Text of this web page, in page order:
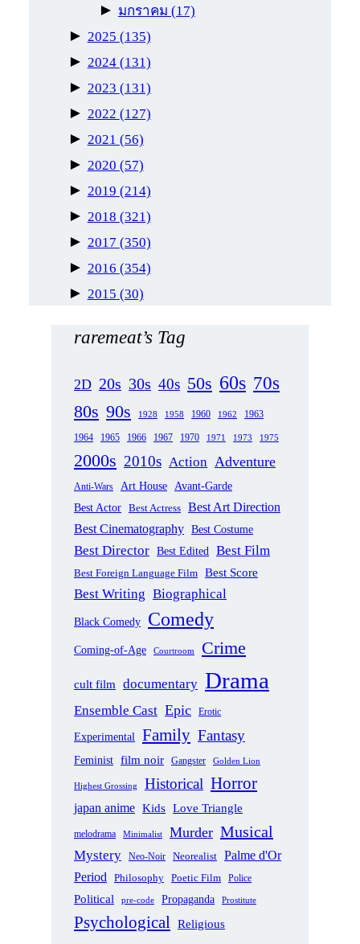
► มกราคม (17)
► 2025 (135)
► 2024 (131)
► 2023 (131)
► 2022 (127)
► 2021 (56)
► 2020 (57)
► 2019 (214)
► 2018 (321)
► 2017 (350)
► 2016 (354)
► 2015 (30)
raremeat’s Tag
2D 20s 30s 40s 50s 60s 70s
80s 90s 1928 1958 1960 1962 1963
1964 1965 1966 1967 1970 1971 1973 1975
2000s 2010s Action Adventure
Anti-Wars Art House
Avant-Garde
Best Actor Best Actress Best Art Direction
Best Cinematography Best Costume
Best Director Best Edited Best Film
Best Foreign Language Film Best Score
Best Writing Biographical
Black Comedy Comedy
Coming-of-Age Courtroom Crime
cult film documentary Drama
Ensemble Cast Epic Erotic
Experimental Family Fantasy
Feminist film noir Gangster Golden Lion
Highest Grossing Historical Horror
japan anime Kids Love Triangle
melodrama Minimalist Murder Musical
Mystery Neo-Noir Neorealist Palme d'Or
Period Philosophy Poetic Film Police
Political pre-code Propaganda Prostitute
Psychological Religious